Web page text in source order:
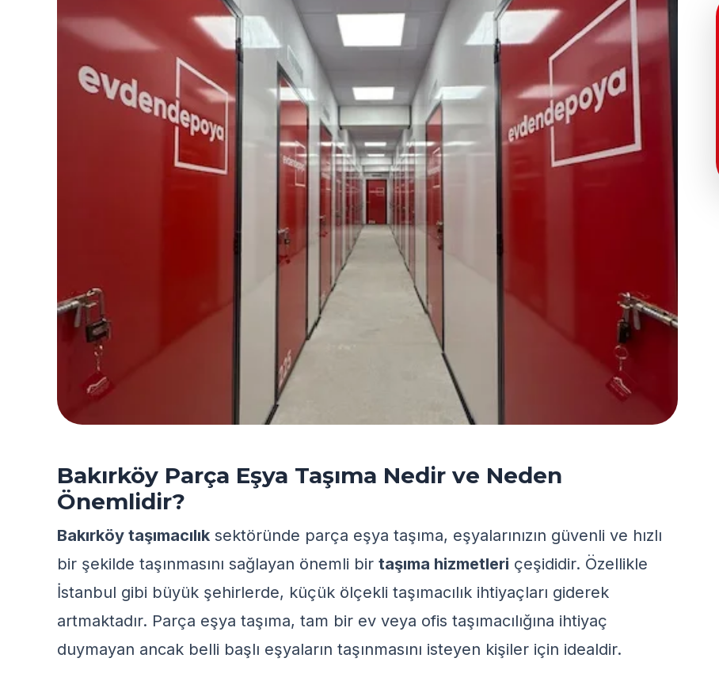
Bakırköy Parça Eşya Taşıma Nedir ve Neden
Önemlidir?
Bakırköy taşımacılık sektöründe parça eşya taşıma, eşyalarınızın güvenli ve hızlı
bir şekilde taşınmasını sağlayan önemli bir taşıma hizmetleri çeşididir. Özellikle
İstanbul gibi büyük şehirlerde, küçük ölçekli taşımacılık ihtiyaçları giderek
artmaktadır. Parça eşya taşıma, tam bir ev veya ofis taşımacılığına ihtiyaç
duymayan ancak belli başlı eşyaların taşınmasını isteyen kişiler için idealdir.